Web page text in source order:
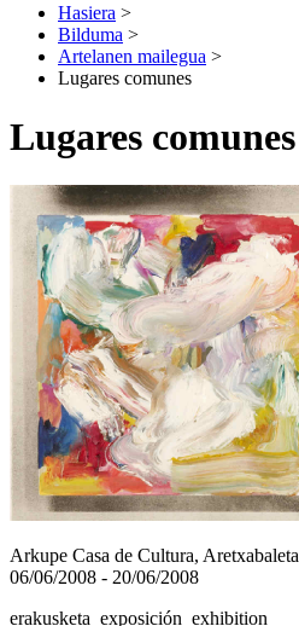
Hasiera >
Bilduma >
Artelanen mailegua >
Lugares comunes
Lugares comunes
Arkupe Casa de Cultura, Aretxabaleta
06/06/2008 - 20/06/2008
erakusketa exposición exhibition